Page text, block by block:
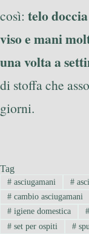
così: telo
viso e mani
una volta a
di stoffa che
giorni.
Tag
#asciugamani #
#cambio asciugamani
#igiene domestica #
#set per ospiti #